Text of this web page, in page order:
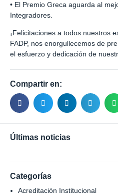
• El Premio Greca aguarda al
Integradores.
¡Felicitaciones a todos nuestros
FADP, nos enorgullecemos de
el esfuerzo y dedicación de
Compartir en:
Últimas noticias
Categorías
Acreditación Institucional